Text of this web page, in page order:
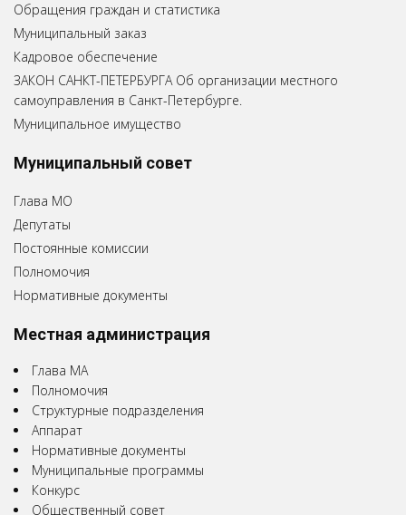
Обращения граждан и статистика
Муниципальный заказ
Кадровое обеспечение
ЗАКОН САНКТ-ПЕТЕРБУРГА Об организации местного
самоуправления в Санкт-Петербурге.
Муниципальное имущество
Муниципальный совет
Глава МО
Депутаты
Постоянные комиссии
Полномочия
Нормативные документы
Местная администрация
Глава МА
Полномочия
Структурные подразделения
Аппарат
Нормативные документы
Муниципальные программы
Конкурс
Общественный совет